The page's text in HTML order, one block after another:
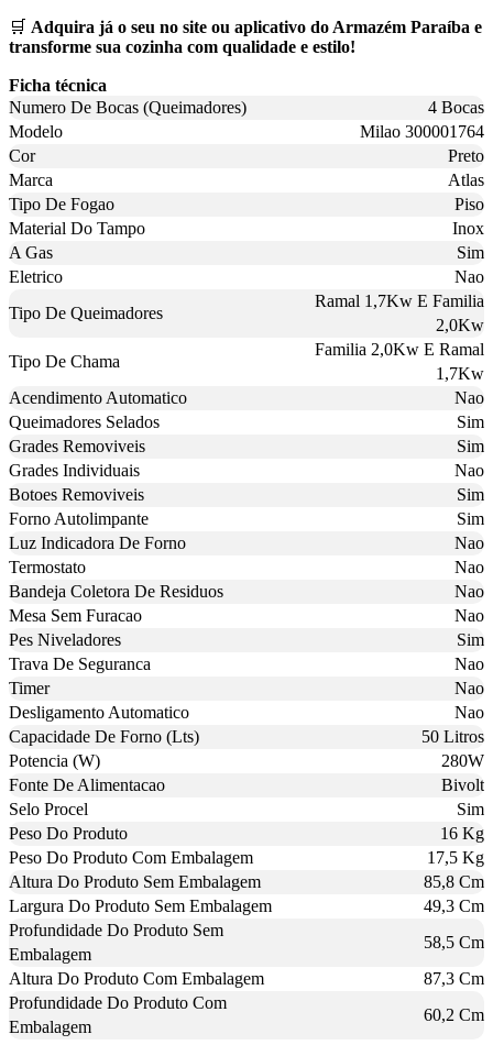
🛒 Adquira já o seu no site ou aplicativo do Armazém Paraíba e
transforme sua cozinha com qualidade e estilo!
Ficha técnica
Numero De Bocas (Queimadores)
4 Bocas
Modelo
Milao 300001764
Cor
Preto
Marca
Atlas
Tipo De Fogao
Piso
Material Do Tampo
Inox
A Gas
Sim
Eletrico
Nao
Tipo De Queimadores
Ramal 1,7Kw E Familia
2,0Kw
Tipo De Chama
Familia 2,0Kw E Ramal
1,7Kw
Acendimento Automatico
Nao
Queimadores Selados
Sim
Grades Removiveis
Sim
Grades Individuais
Nao
Botoes Removiveis
Sim
Forno Autolimpante
Sim
Luz Indicadora De Forno
Nao
Termostato
Nao
Bandeja Coletora De Residuos
Nao
Mesa Sem Furacao
Nao
Pes Niveladores
Sim
Trava De Seguranca
Nao
Timer
Nao
Desligamento Automatico
Nao
Capacidade De Forno (Lts)
50 Litros
Potencia (W)
280W
Fonte De Alimentacao
Bivolt
Selo Procel
Sim
Peso Do Produto
16 Kg
Peso Do Produto Com Embalagem
17,5 Kg
Altura Do Produto Sem Embalagem
85,8 Cm
Largura Do Produto Sem Embalagem
49,3 Cm
Profundidade Do Produto Sem
Embalagem
58,5 Cm
Altura Do Produto Com Embalagem
87,3 Cm
Profundidade Do Produto Com
Embalagem
60,2 Cm